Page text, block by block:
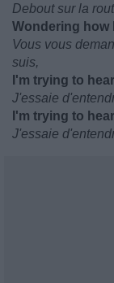
Debout sur la
Wondering how
Vous vous
suis,
I'm trying to
J'essaie
I'm trying to
J'essaie